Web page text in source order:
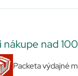
nákupe nad
Packeta výdajné